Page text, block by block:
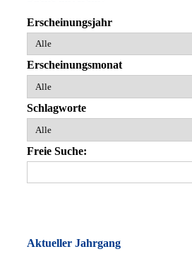
Erscheinungsjahr
Erscheinungsmonat
Schlagworte
Freie Suche:
Aktueller Jahrgang